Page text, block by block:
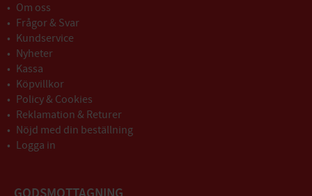
Om oss
Frågor & Svar
Kundservice
Nyheter
Kassa
Köpvillkor
Policy & Cookies
Reklamation & Returer
Nöjd med din beställning
Logga in